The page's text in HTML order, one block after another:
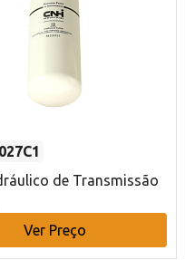
de Transmissão
Ver Preço